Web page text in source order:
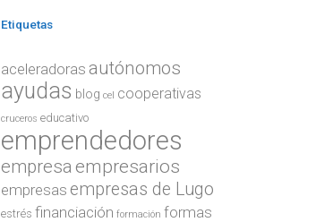
Etiquetas
aceleradoras autónomos
ayudas blog cel cooperativas
cruceros educativo
emprendedores
empresaempresarios
empresas empresas de Lugo
estrés financiación formación formas